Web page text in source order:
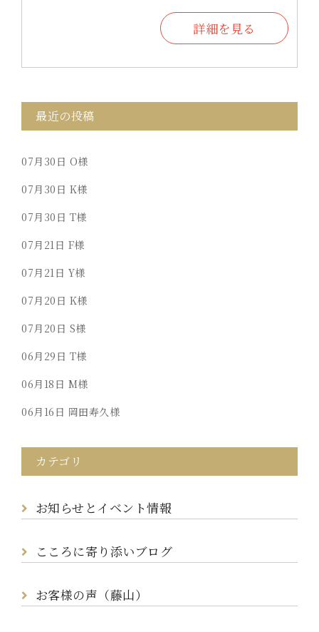
詳細を見る
最近の投稿
07月30日 O様
07月30日 K様
07月30日 T様
07月21日 F様
07月21日 Y様
07月20日 K様
07月20日 S様
06月29日 T様
06月18日 M様
06月16日 岡田寿久様
カテゴリ
お知らせとイベント情報
こころに寄り添いブログ
お客様の声（藤山）